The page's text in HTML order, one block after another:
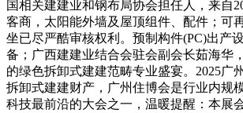
国相关建建业和钢布局协会担任人，来自
客商，太阳能外墙及屋顶组件、配件；可
坐已尽严酷审核权利。预制构件(PC)出产
备；广西建建业结合会驻会副会长茹海华
的绿色拆卸式建建范畴专业盛宴。2025广
拆卸式建建财产，广州住博会是行业内规
科技最前沿的大会之一，温暖提醒：本展